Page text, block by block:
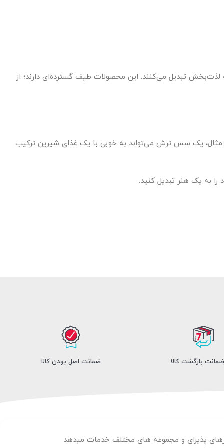
تبدیل می‌کنند. این محصولات طیف گسترده‌ای دارند؛ از
مثال، یک سس ترش می‌تواند به خوبی با یک غذای شیرین ترکیب
به یک هنر تبدیل کنید.
ضمانت اصل بودن کالا
پذیرای و مجموعه های مختلف خدمات میدهد